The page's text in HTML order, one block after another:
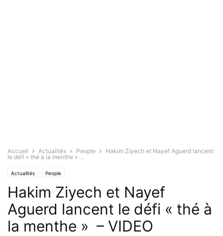
Accueil Actualités People
Hakim Ziyech et Nayef Aguerd lancent
le défi « thé à la menthe » ...
Actualités People
Hakim Ziyech et Nayef
Aguerd lancent le défi « thé à
la menthe » – VIDEO